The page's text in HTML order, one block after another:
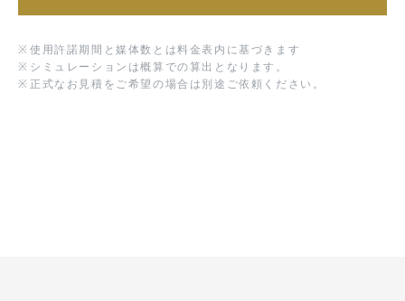
※ 使用許諾期間と媒体数とは料金表内に基づきます
※ シミュレーションは概算での算出となります。
※ 正式なお見積をご希望の場合は別途ご依頼ください。